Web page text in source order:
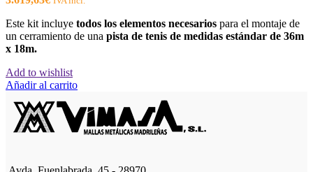
Este kit incluye todos los elementos necesarios para el montaje de
un cerramiento de una pista de tenis de medidas estándar de 36m
x 18m.
Add to wishlist
Añadir al carrito